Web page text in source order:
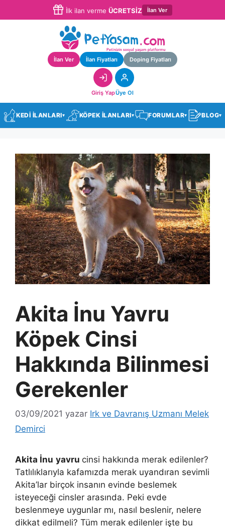
İlk ilan verme ÜCRETSİZ İlan Ver
İlan Ver İlan Fiyatları Doping Fiyatları
Giriş YapÜye Ol
KEDİ İLANLARI▾ KÖPEK İLANLARI▾ FORUMLAR▾ BLOG▾
Akita İnu Yavru
Köpek Cinsi
Hakkında Bilinmesi
Gerekenler
03/09/2021 yazar Irk ve Davranış Uzmanı Melek
Demirci
Akita İnu yavru cinsi hakkında merak edilenler?
Tatlılıklarıyla kafamızda merak uyandıran sevimli
Akita’lar birçok insanın evinde beslemek
isteyeceği cinsler arasında. Peki evde
beslenmeye uygunlar mı, nasıl beslenir, nelere
dikkat edilmeli? Tüm merak edilenler işte bu